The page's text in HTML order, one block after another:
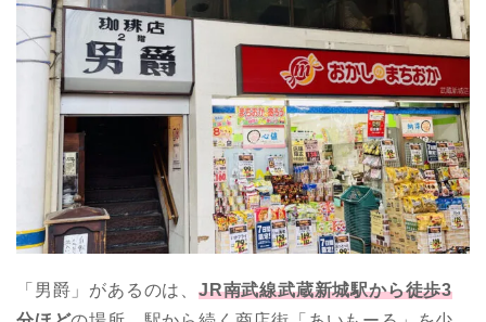
「男爵」があるのは、 JR南武線武蔵新城駅から徒歩3